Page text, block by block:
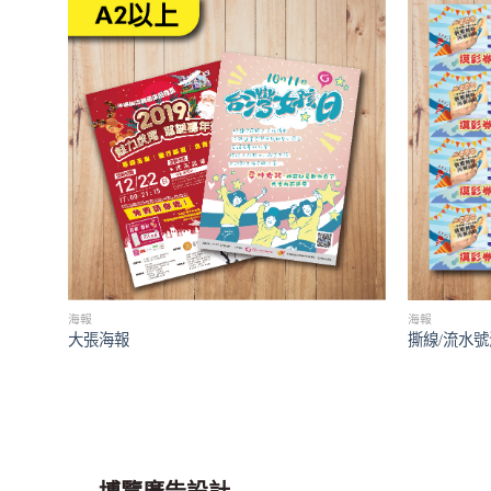
海報
大張海報
海報
撕線/流水